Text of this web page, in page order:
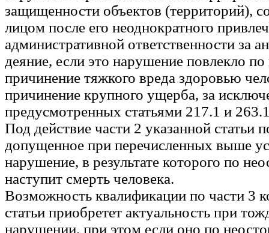
защищенности объектов (территорий),
лицом после его неоднократного
административной ответственности за
деяние, если это нарушение повлекло
причинение тяжкого вреда здоровью
причинение крупного ущерба, за
предусмотренных статьями 217.1 и
Под действие части 2 указанной статьи
допущенное при перечисленных выше
нарушение, в результате которого по
наступит смерть человека.
Возможность квалификации по части 3
статьи приобретет актуальность при
нарушении, при этом если оно по